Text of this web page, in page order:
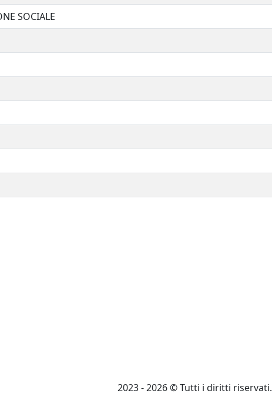
SOCIALE
2023 - 2026 © Tutti i diritti riservati.